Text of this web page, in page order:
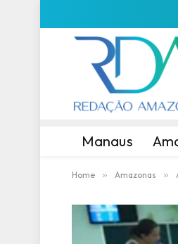
Manaus
Home » Amazonas »